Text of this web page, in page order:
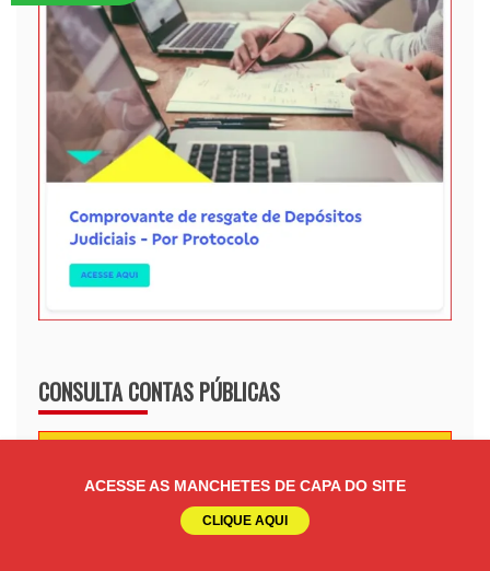
ACESSE AS MANCHETES DE CAPA DO SITE
CLIQUE AQUI
CONSULTA CONTAS PÚBLICAS